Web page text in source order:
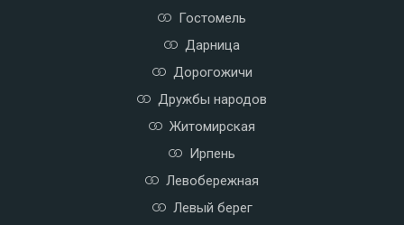
Гостомель
Дарница
Дорогожичи
Дружбы народов
Житомирская
Ирпень
Левобережная
Левый берег